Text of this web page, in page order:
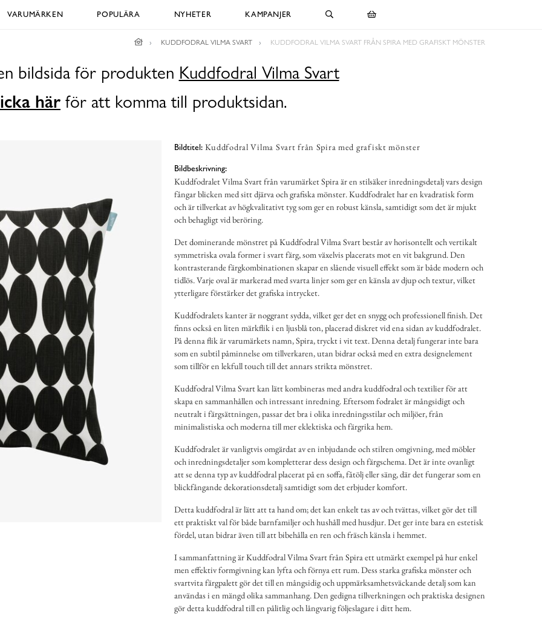
VARUMÄRKEN POPULÄRA NYHETER KAMPANJER
KUDDFODRAL VILMA SVART KUDDFODRAL VILMA SVART FRÅN SPIRA MED GRAFISKT MÖNSTER
bildsida för produkten Kuddfodral Vilma Svart
här för att komma till produktsidan.
Bildtitel: Kuddfodral Vilma Svart från Spira med grafiskt mönster
Bildbeskrivning:
Kuddfodralet Vilma Svart från varumärket Spira är en stilsäker inredningsdetalj vars design
fångar blicken med sitt djärva och grafiska mönster. Kuddfodralet har en kvadratisk form
och är tillverkat av högkvalitativt tyg som ger en robust känsla, samtidigt som det är mjukt
och behagligt vid beröring.
Det dominerande mönstret på Kuddfodral Vilma Svart består av horisontellt och vertikalt
symmetriska ovala former i svart färg, som växelvis placerats mot en vit bakgrund. Den
kontrasterande färgkombinationen skapar en slående visuell effekt som är både modern och
tidlös. Varje oval är markerad med svarta linjer som ger en känsla av djup och textur, vilket
ytterligare förstärker det grafiska intrycket.
Kuddfodralets kanter är noggrant sydda, vilket ger det en snygg och professionell finish. Det
finns också en liten märkflik i en ljusblå ton, placerad diskret vid ena sidan av kuddfodralet.
På denna flik är varumärkets namn, Spira, tryckt i vit text. Denna detalj fungerar inte bara
som en subtil påminnelse om tillverkaren, utan bidrar också med en extra designelement
som tillför en lekfull touch till det annars strikta mönstret.
Kuddfodral Vilma Svart kan lätt kombineras med andra kuddfodral och textilier för att
skapa en sammanhållen och intressant inredning. Eftersom fodralet är mångsidigt och
neutralt i färgsättningen, passar det bra i olika inredningsstilar och miljöer, från
minimalistiska och moderna till mer eklektiska och färgrika hem.
Kuddfodralet är vanligtvis omgärdat av en inbjudande och stilren omgivning, med möbler
och inredningsdetaljer som kompletterar dess design och färgschema. Det är inte ovanligt
att se denna typ av kuddfodral placerat på en soffa, fåtölj eller säng, där det fungerar som en
blickfångande dekorationsdetalj samtidigt som det erbjuder komfort.
Detta kuddfodral är lätt att ta hand om; det kan enkelt tas av och tvättas, vilket gör det till
ett praktiskt val för både barnfamiljer och hushåll med husdjur. Det ger inte bara en estetisk
fördel, utan bidrar även till att bibehålla en ren och fräsch känsla i hemmet.
I sammanfattning är Kuddfodral Vilma Svart från Spira ett utmärkt exempel på hur enkel
men effektiv formgivning kan lyfta och förnya ett rum. Dess starka grafiska mönster och
svartvita färgpalett gör det till en mångsidig och uppmärksamhetsväckande detalj som kan
användas i en mängd olika sammanhang. Den gedigna tillverkningen och praktiska designen
gör detta kuddfodral till en pålitlig och långvarig följeslagare i ditt hem.